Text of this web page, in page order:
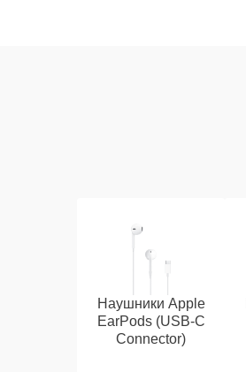
Наушники Apple
EarPods (USB-C
Connector)